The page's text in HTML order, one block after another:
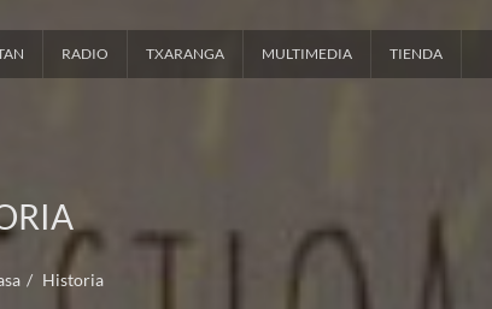
RADIO TXARANGA MULTIMEDIA TIENDA
Historia